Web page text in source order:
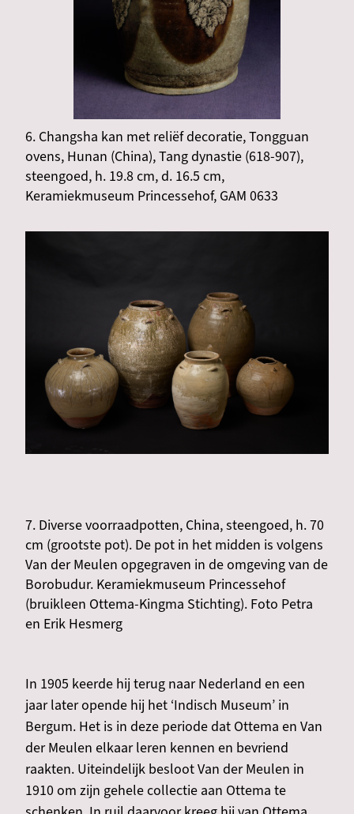
6. Changsha kan met reliëf decoratie, Tongguan
ovens, Hunan (China), Tang dynastie (618-907),
steengoed, h. 19.8 cm, d. 16.5 cm,
Keramiekmuseum Princessehof, GAM 0633
7. Diverse voorraadpotten, China, steengoed, h. 70
cm (grootste pot). De pot in het midden is volgens
Van der Meulen opgegraven in de omgeving van de
Borobudur. Keramiekmuseum Princessehof
(bruikleen Ottema-Kingma Stichting). Foto Petra
en Erik Hesmerg
In 1905 keerde hij terug naar Nederland en een
jaar later opende hij het ‘Indisch Museum’ in
Bergum. Het is in deze periode dat Ottema en Van
der Meulen elkaar leren kennen en bevriend
raakten. Uiteindelijk besloot Van der Meulen in
1910 om zijn gehele collectie aan Ottema te